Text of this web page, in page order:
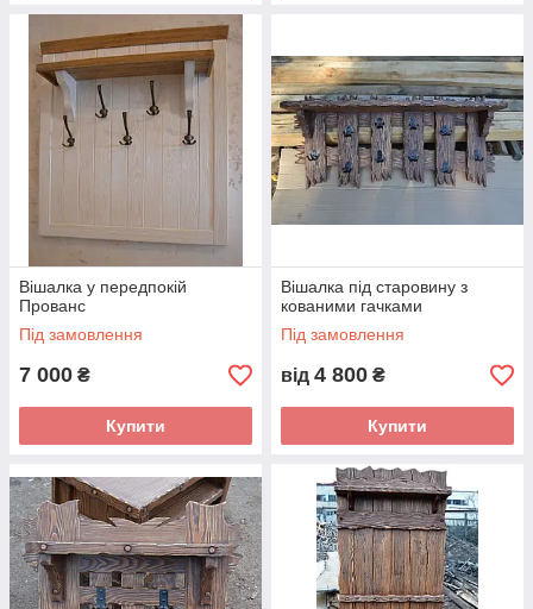
Вішалка у передпокій
Прованс
Під замовлення
7 000 ₴
Купити
Вішалка під старовину з
кованими гачками
Під замовлення
від 4 800 ₴
Купити